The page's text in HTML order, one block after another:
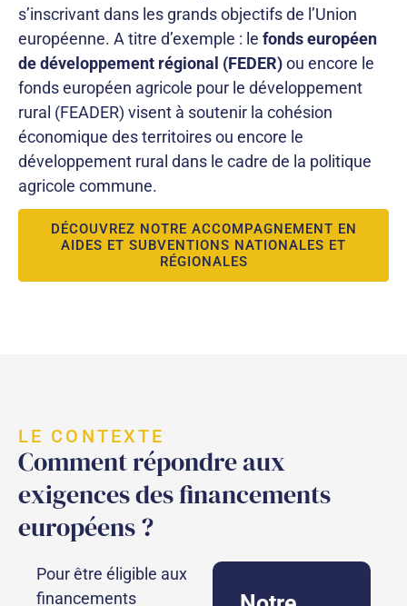
s’inscrivant dans les grands objectifs de l’Union
européenne. A titre d’exemple : le fonds européen
de développement régional (FEDER)ou encore le
fonds européen agricole pour le développement
rural (FEADER) visent à soutenir la cohésion
économique des territoires ou encore le
développement rural dans le cadre de la politique
agricole commune.
DÉCOUVREZ NOTRE ACCOMPAGNEMENT EN
AIDES ET SUBVENTIONS NATIONALES ET
RÉGIONALES
LE CONTEXTE
Comment répondre aux
exigences des financements
européens ?
Pour être éligible aux
financements